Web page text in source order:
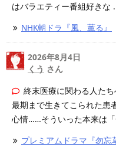
はバラエティー番組好きな
NHK朝ドラ『風、薫る』
2026年8月4日
くう さん
終末医療に関わる人た
最期まで生きてこられた患
心情……そういった本来は
プレミアムドラマ『勿忘